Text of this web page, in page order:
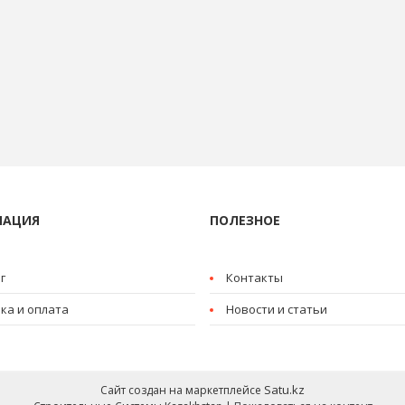
и оплата
ПОЛЕЗНОЕ
Контакты
Новости и статьи
Сайт создан на маркетплейсе Satu.kz